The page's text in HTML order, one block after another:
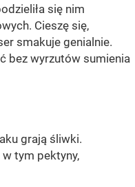
się nim
Cieszę się,
smakuje genialnie.
bez wyrzutów sumienia
grają śliwki.
w tym pektyny,